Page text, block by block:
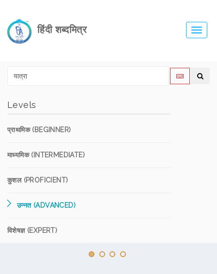
हिंदी शब्दमित्र
Levels
प्राथमिक (BEGINNER)
माध्यमिक (INTERMEDIATE)
कुशल (PROFICIENT)
उन्नत (ADVANCED)
विशेषज्ञ (EXPERT)